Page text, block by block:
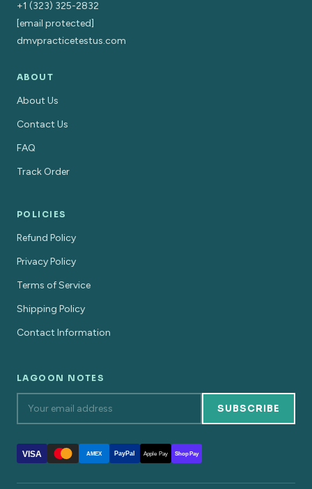
+1 (323) 325-2832
[email protected]
dmvpracticetestus.com
ABOUT
About Us
Contact Us
FAQ
Track Order
POLICIES
Refund Policy
Privacy Policy
Terms of Service
Shipping Policy
Contact Information
LAGOON NOTES
SUBSCRIBE
VISA AMEX PayPal Apple Pay Shop Pay